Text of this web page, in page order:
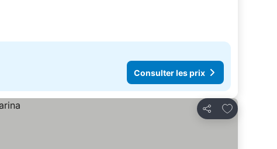
Consulter les prix
Partager
Ajouter à